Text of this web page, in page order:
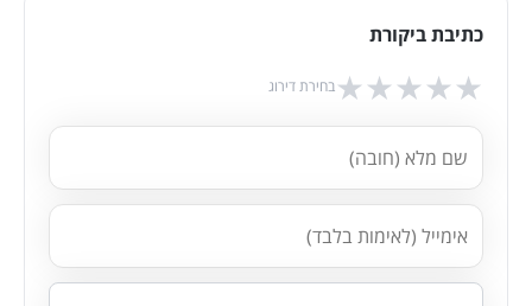
כתיבת ביקורת
★★★★★ בחירת דירוג